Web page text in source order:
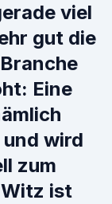
viel
gut die
Eine
wird
zum
ist